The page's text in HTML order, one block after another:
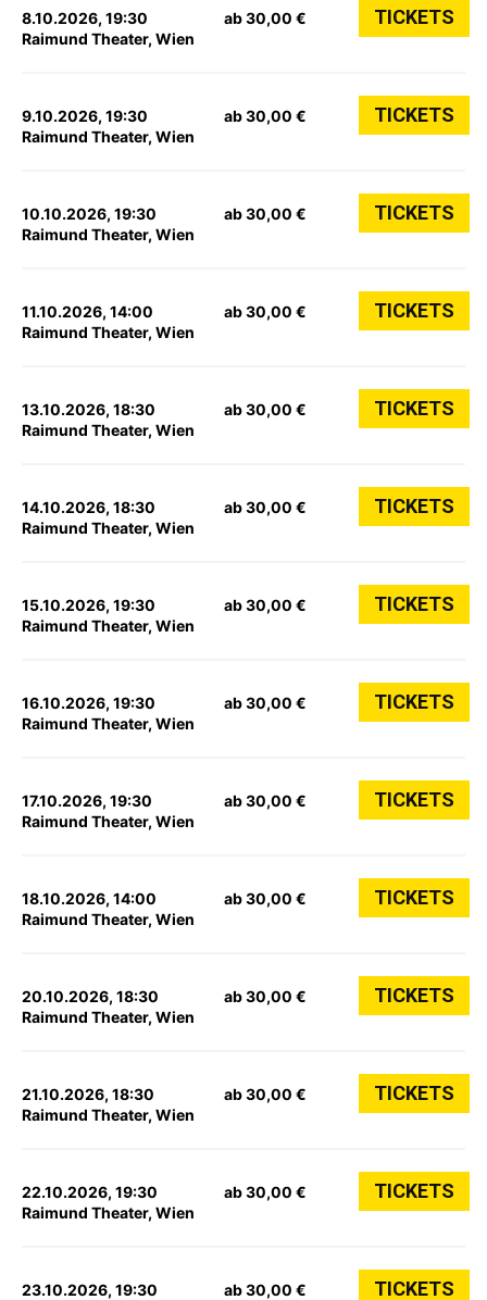
8.10.2026, 19:30
Raimund Theater, Wien
ab 30,00 € TICKETS
9.10.2026, 19:30
Raimund Theater, Wien
ab 30,00 € TICKETS
10.10.2026, 19:30
Raimund Theater, Wien
ab 30,00 € TICKETS
11.10.2026, 14:00
Raimund Theater, Wien
ab 30,00 € TICKETS
13.10.2026, 18:30
Raimund Theater, Wien
ab 30,00 € TICKETS
14.10.2026, 18:30
Raimund Theater, Wien
ab 30,00 € TICKETS
15.10.2026, 19:30
Raimund Theater, Wien
ab 30,00 € TICKETS
16.10.2026, 19:30
Raimund Theater, Wien
ab 30,00 € TICKETS
17.10.2026, 19:30
Raimund Theater, Wien
ab 30,00 € TICKETS
18.10.2026, 14:00
Raimund Theater, Wien
ab 30,00 € TICKETS
20.10.2026, 18:30
Raimund Theater, Wien
ab 30,00 € TICKETS
21.10.2026, 18:30
Raimund Theater, Wien
ab 30,00 € TICKETS
22.10.2026, 19:30
Raimund Theater, Wien
ab 30,00 € TICKETS
23.10.2026, 19:30
ab 30,00 € TICKETS